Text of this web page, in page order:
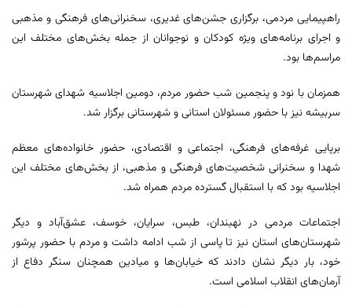
راهپیمایی مردمی، برگزاری جشن‌های غدیری، سخنرانی‌های فرهنگی و مذهبی
و اجرای برنامه‌های ویژه کودکان و نوجوانان از جمله بخش‌های مختلف این
مراسم‌ها بود.
همزمان با نود و پنجمین شب حضور مردم، دومین اجلاسیه شهدای شهرستان
سربیشه نیز با حضور مسئولان استانی و شهرستانی برگزار شد.
برپایی غرفه‌های فرهنگی، اجتماعی و اقتصادی، حضور خانواده‌های معظم
شهدا و سخنرانی شخصیت‌های فرهنگی و مذهبی، از بخش‌های مختلف این
اجلاسیه بود که با استقبال گسترده مردم همراه شد.
اجتماعات مردمی در نهبندان، طبس، سرایان، خوسف، عشق‌آباد و دیگر
شهرستان‌های استان نیز تا پاسی از شب ادامه داشت و مردم با حضور پرشور
خود، بار دیگر نشان دادند که خیابان‌ها و میادین همچنان سنگر دفاع از
آرمان‌های انقلاب اسلامی است.